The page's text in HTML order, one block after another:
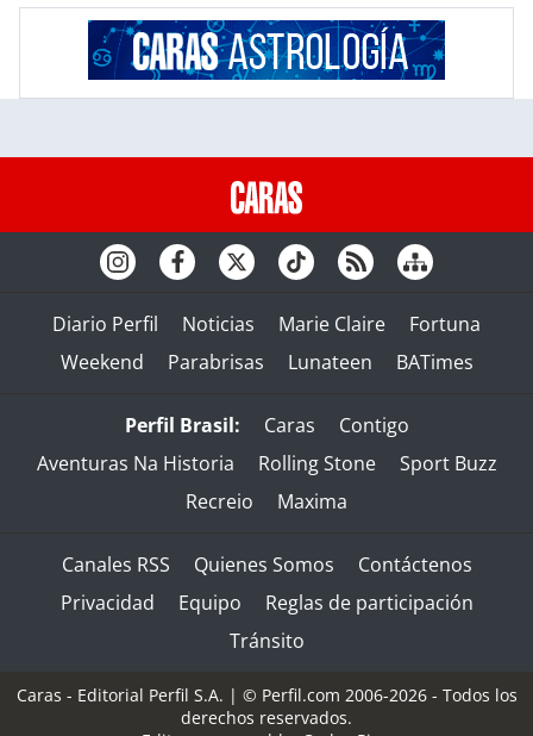
Diario Perfil Noticias Marie Claire
Fortuna
Weekend
Parabrisas Lunateen BATimes
Perfil Brasil: Caras
Contigo
Aventuras Na Historia
Rolling Stone
Sport Buzz
Recreio
Maxima
Canales RSS Quienes Somos
Contáctenos
Privacidad
Equipo
Reglas de participación
Tránsito
Caras - Editorial Perfil S.A. | © Perfil.com 2006-2026 - Todos los
derechos reservados.